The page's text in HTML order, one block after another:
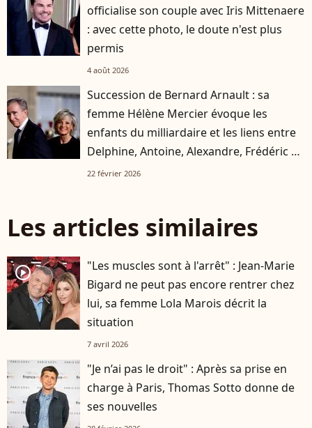
officialise son couple avec Iris Mittenaere
: avec cette photo, le doute n'est plus
permis
4 août 2026
Succession de Bernard Arnault : sa
femme Hélène Mercier évoque les
enfants du milliardaire et les liens entre
Delphine, Antoine, Alexandre, Frédéric et
Jean
22 février 2026
Les articles similaires
player2
"Les muscles sont à l'arrêt" : Jean-Marie
Bigard ne peut pas encore rentrer chez
lui, sa femme Lola Marois décrit la
situation
7 avril 2026
"Je n’ai pas le droit" : Après sa prise en
charge à Paris, Thomas Sotto donne de
ses nouvelles